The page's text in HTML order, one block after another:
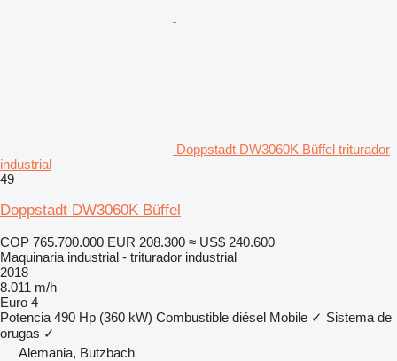
Doppstadt DW3060K Büffel triturador
industrial
49
Doppstadt DW3060K Büffel
COP 765.700.000 EUR 208.300 ≈ US$ 240.600
Maquinaria industrial - triturador industrial
2018
8.011 m/h
Euro 4
Potencia 490 Hp (360 kW) Combustible diésel Mobile ✓ Sistema de
orugas ✓
Alemania, Butzbach